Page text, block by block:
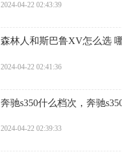
2024-04-22 02:43:39
森林人和斯巴鲁XV怎么选
2024-04-22 02:41:36
奔驰s350什么档次，奔驰
2024-04-22 02:39:33